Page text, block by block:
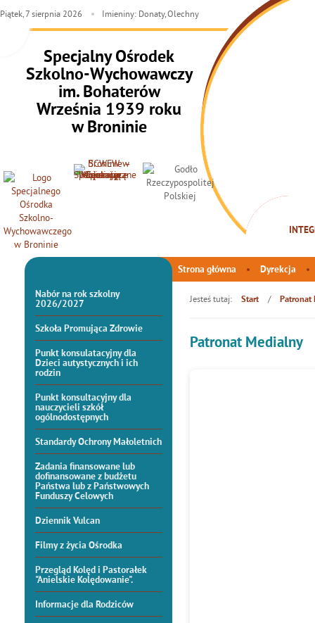
Specjalny Ośrodek
Szkolno-Wychowawczy
im. Bohaterów
Września 1939 roku
w Broninie
Piątek, 7 sierpnia 2026 Imieniny: Donaty, Olechny
Strona główna Dyrekcja
Nabór na rok szkolny
2026/2027
Szkoła Promująca Zdrowie
Punkt konsulatacyjny dla
Dzieci autystycznych i ich
rodzin
Punkt konsultacyjny dla
nauczycieli szkół
ogólnodostępnych
Standardy Ochrony Małoletnich
Zadania finansowane lub
dofinansowane z budżetu
Państwa lub z Państwowych
Funduszy Celowych
Dziennik Vulcan
Filmy z życia Ośrodka
Przegląd Kolęd i Pastorałek
"Anielskie Kolędowanie".
Informacje dla Rodziców
Jesteś tutaj: Start / Patronat
Patronat Medialny